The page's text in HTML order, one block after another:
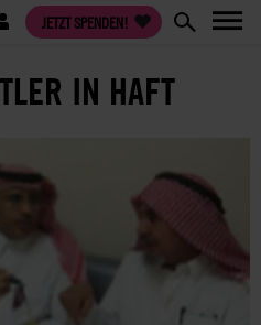
JETZT SPENDEN!
IN HAFT